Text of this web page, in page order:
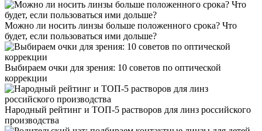
Можно ли носить линзы больше положенного срока? Что
будет, если пользоваться ими дольше?
Выбираем очки для зрения: 10 советов по оптической
коррекции
Народный рейтинг и ТОП-5 растворов для линз российского
производства